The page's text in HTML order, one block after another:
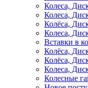
Колеса,
Колеса,
Колёса,
Колеса,
Вставки в
Колёса,
Колёса,
Колеса,
Колесные